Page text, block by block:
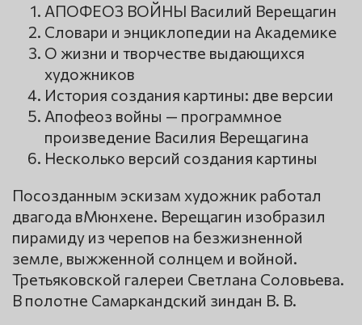
АПОФЕОЗ ВОЙНЫ Василий Верещагин
Словари и энциклопедии на Академике
О жизни и творчестве выдающихся
художников
История создания картины: две версии
Апофеоз войны — программное
произведение Василия Верещагина
Несколько версий создания картины
Посозданным эскизам художник работал
двагода вМюнхене. Верещагин изобразил
пирамиду из черепов на безжизненной
земле, выжженной солнцем и войной.
Третьяковской галереи Светлана Соловьева.
В полотне Самаркандский зиндан В. В.